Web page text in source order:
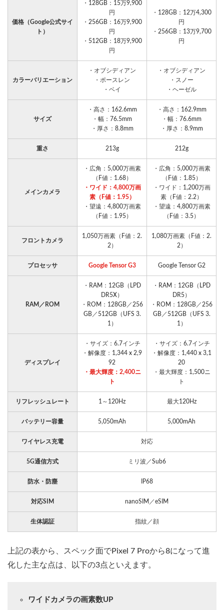
価格（Google公式サイ
ト）
・128GB：15万9,900
円
・256GB：16万9,900
円
・512GB：18万9,900
円
・128GB：12万4,300
円
・256GB：13万9,700
円
カラーバリエーション
・オブシディアン
・ポースレン
・ベイ
・オブシディアン
・スノー
・ヘーゼル
サイズ
・高さ：162.6mm
・幅：76.5mm
・厚さ：8.8mm
・高さ：162.9mm
・幅：76.6mm
・厚さ：8.9mm
重さ 213g 212g
メインカメラ
・広角：5,000万画素
（F値：1.68）
・ワイド：4,800万画
素（F値：1.95）
・望遠：4,800万画素
（F値：1.95）
・広角：5,000万画素
（F値：1.85）
・ワイド：1,200万画
素（F値：2.2）
・望遠：4,800万画素
（F値：3.5）
フロントカメラ
1,050万画素（F値：2.
2）
1,080万画素（F値：2.
2）
プロセッサ Google Tensor G3 Google Tensor G2
RAM／ROM
・RAM：12GB（LPD
DR5X）
・ROM：128GB／256
GB／512GB（UFS 3.
1）
・RAM：12GB（LPD
DR5）
・ROM：128GB／256
GB／512GB（UFS 3.
1）
ディスプレイ
・サイズ：6.7インチ
・解像度：1,344 x 2,9
92
・最大輝度：2,400ニ
ト
・サイズ：6.7インチ
・解像度：1,440 x 3,1
20
・最大輝度：1,500ニ
ト
リフレッシュレート 1～120Hz 最大120Hz
バッテリー容量 5,050mAh 5,000mAh
ワイヤレス充電 対応
5G通信方式 ミリ波／Sub6
防水・防塵 IP68
対応SIM nanoSIM／eSIM
生体認証 指紋／顔
上記の表から、スペック面でPixel 7 Proから8になって進
化した主な点は、以下の3点といえます。
ワイドカメラの画素数UP